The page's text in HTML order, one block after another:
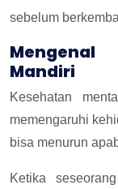
sebelum
Mandiri
Kesehatan
memengaruhi
bisa menurun
Ketika